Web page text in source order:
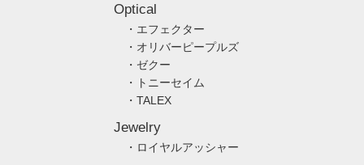
Optical
・エフェクター
・オリバーピープルズ
・ゼクー
・トニーセイム
・TALEX
Jewelry
・ロイヤルアッシャー